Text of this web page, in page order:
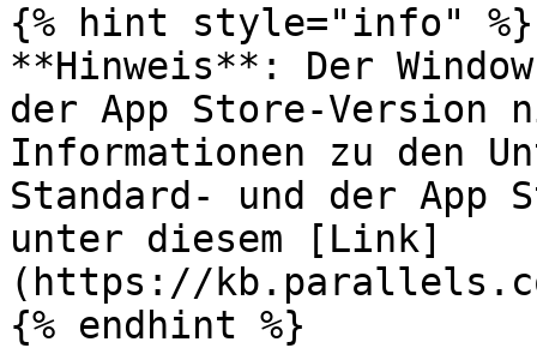
{% hint style="info" %}
**Hinweis**: Der
der App Store-Version
Informationen zu den
Standard- und der
unter diesem [Link]
(https://
{% endhint %}